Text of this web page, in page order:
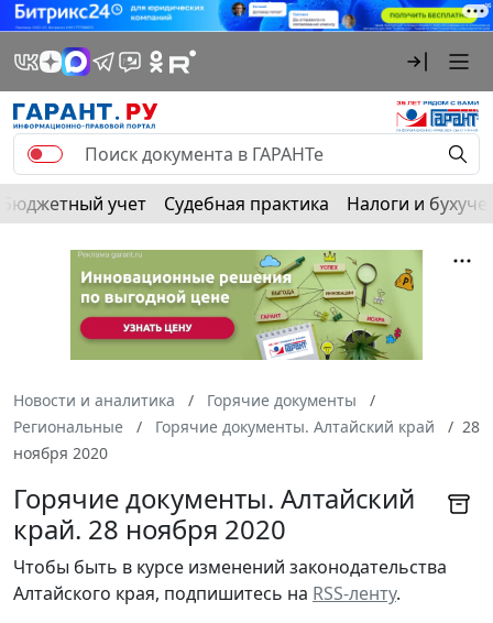
Бюджетный учет Судебная практика Налоги и
Новости и аналитика
Горячие документы
Региональные
Горячие документы. Алтайский край
28
ноября 2020
Горячие документы. Алтайский
край. 28 ноября 2020
Чтобы быть в курсе изменений законодательства
Алтайского края, подпишитесь на RSS-ленту.